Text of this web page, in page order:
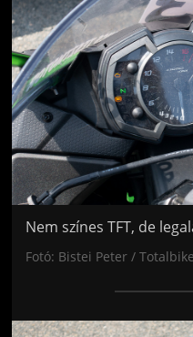
Nem színes TFT, de
Fotó: Bistei Peter / Totalbike